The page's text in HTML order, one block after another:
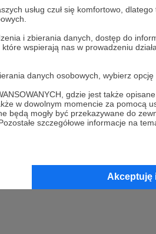
usług czuł się komfortowo,
i zbierania danych, dostęp do
wspierają nas w prowadzeniu
danych osobowych, wybierz opcję
gdzie jest także
w dowolnym momencie za pomocą
będą mogły być przekazywane do
szczegółowe informacje na
Akceptuję
MCN Patronite
Suppi.pl